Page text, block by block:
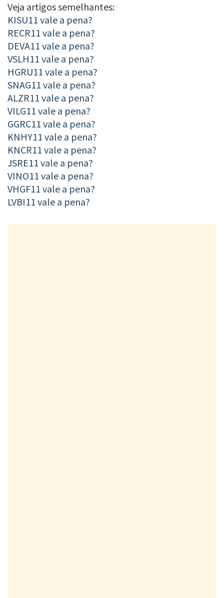
Veja artigos semelhantes:
KISU11 vale a pena?
RECR11 vale a pena?
DEVA11 vale a pena?
VSLH11 vale a pena?
HGRU11 vale a pena?
SNAG11 vale a pena?
ALZR11 vale a pena?
VILG11 vale a pena?
GGRC11 vale a pena?
KNHY11 vale a pena?
KNCR11 vale a pena?
JSRE11 vale a pena?
VINO11 vale a pena?
VHGF11 vale a pena?
LVBI11 vale a pena?